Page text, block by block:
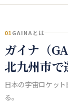
01GAINAとは
ガイナ（
北九州市
日本の宇宙ロケッ
る。